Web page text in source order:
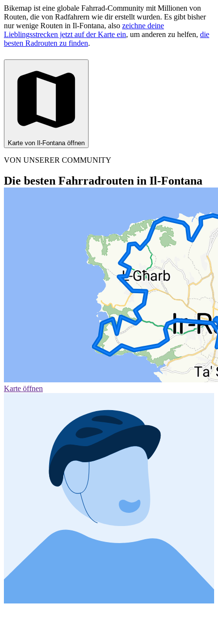
Bikemap ist eine globale Fahrrad-Community mit Millionen von
Routen, die von Radfahrern wie dir erstellt wurden. Es gibt bisher
nur wenige Routen in Il-Fontana, also zeichne deine
Lieblingsstrecken jetzt auf der Karte ein, um anderen zu helfen, die
besten Radrouten zu finden.
Karte von Il-Fontana öffnen
VON UNSERER COMMUNITY
Die besten Fahrradrouten in Il-Fontana
Karte öffnen